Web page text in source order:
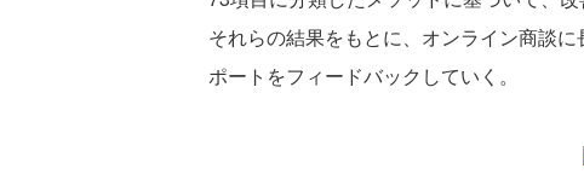
それらの結果をもとに、オンライン商談
ポートをフィードバックしていく。